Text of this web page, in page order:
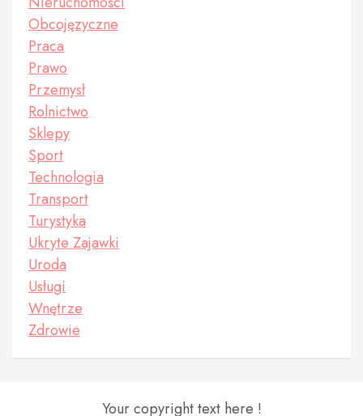
Obcojęzyczne
Praca
Prawo
Przemysł
Rolnictwo
Sklepy
Sport
Technologia
Transport
Turystyka
Ukryte Zajawki
Uroda
Usługi
Wnętrze
Zdrowie
Your copyright text here !